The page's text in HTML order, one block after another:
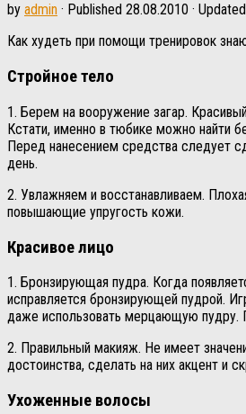
by admin · Published 28.08.2010 · Updated
Как худеть при помощи тренировок
Стройное тело
1. Берем на вооружение загар.
Кстати, именно в тюбике можно найти
Перед нанесением средства следует
день.
2. Увлажняем и восстанавливаем.
повышающие упругость кожи.
Красивое лицо
1. Бронзирующая пудра. Когда
исправляется бронзирующей пудрой.
даже использовать мерцающую пудру.
2. Правильный макияж. Не имеет
достоинства, сделать на них акцент и
Ухоженные волосы